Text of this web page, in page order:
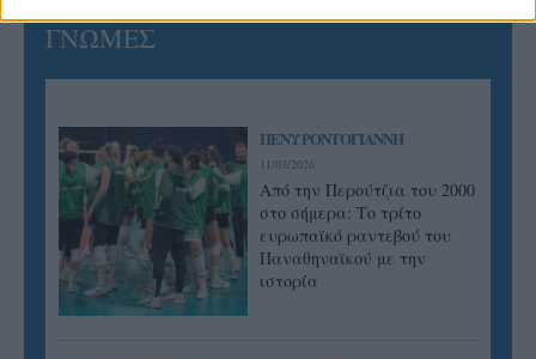
ΓΝΩΜΕΣ
ΠΕΝΥ ΡΟΝΤΟΓΙΑΝΝΗ
11/03/2026
Από την Περούτζια του 2000
στο σήμερα: Tο τρίτο
ευρωπαϊκό ραντεβού του
Παναθηναϊκού με την
ιστορία